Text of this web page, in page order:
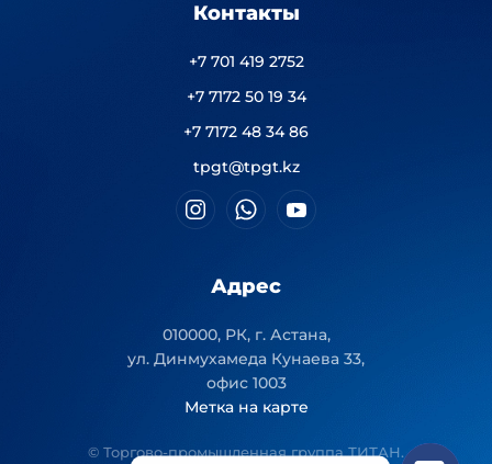
Контакты
+7 701 419 2752
+7 7172 50 19 34
+7 7172 48 34 86
tpgt@tpgt.kz
Адрес
010000, РК, г. Астана,
ул. Динмухамеда Кунаева 33,
офис 1003
Метка на карте
© Торгово-промышленная группа ТИТАН.